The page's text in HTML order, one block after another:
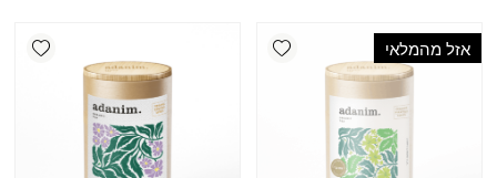
Add wishlist אזל מהמלאי